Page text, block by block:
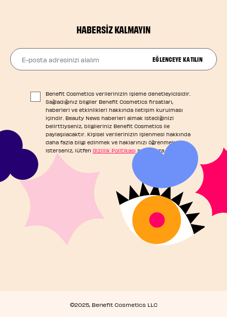
HABERSIZ KALMAYIN
E-posta adresinizi alalım
EĞLENCEYE KATILIN
Benefit Cosmetics verilerinizin işleme denetleyicisidir.
Sağladığınız bilgiler Benefit Cosmetics fırsatları,
haberleri ve etkinlikleri hakkında iletişim kurulması
içindir. Beauty News haberleri almak istediğinizi
belirttiyseniz, bilgileriniz Benefit Cosmetics ile
paylaşılacaktır. Kişisel verilerinizin işlenmesi hakkında
daha fazla bilgi edinmek ve haklarınızı öğrenmek
isterseniz, lütfen Gizlilik Politikası sayfamıza başvurun.
©2025, Benefit Cosmetics LLC